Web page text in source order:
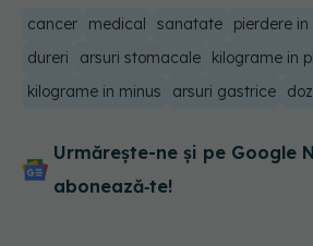
cancer medical sanatate pierdere
dureri
arsuri stomacale kilograme in
kilograme in minus
arsuri gastrice
Urmărește-ne și pe Google
abonează‑te!